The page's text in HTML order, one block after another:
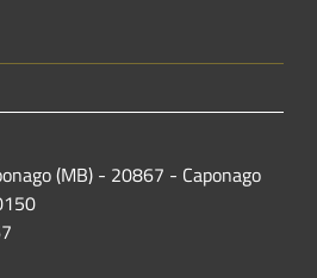
(MB) - 20867 - Caponago